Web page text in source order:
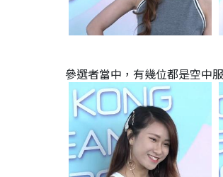
參選者當中，有幾位都是空中